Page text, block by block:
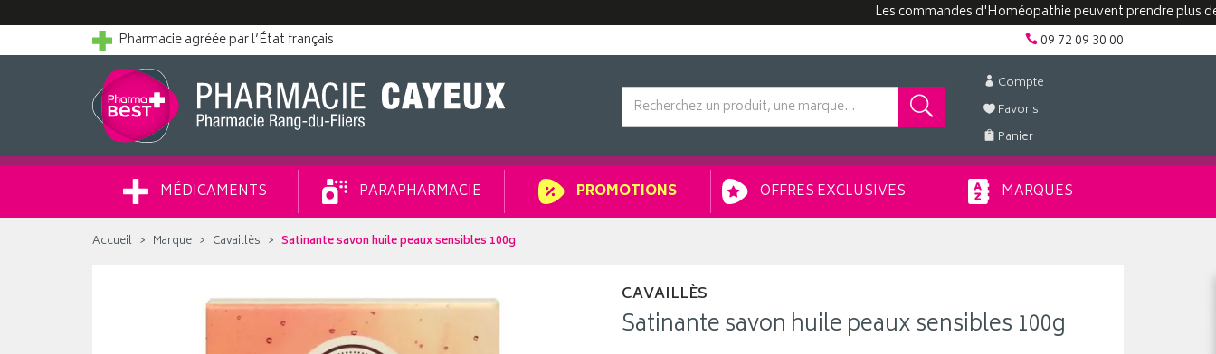
Les commandes d'Homéopathie peuvent prendre plus de 48h.
Pharmacie agréée par l’État français
09 72 09 30 00
Compte
Favoris
Panier
MÉDICAMENTS PARAPHARMACIE PROMOTIONS OFFRES EXCLUSIVES MARQUES
Accueil Marque Cavaillès Satinante savon huile peaux sensibles 100g
CAVAILLÈS
Satinante savon huile peaux sensibles 100g